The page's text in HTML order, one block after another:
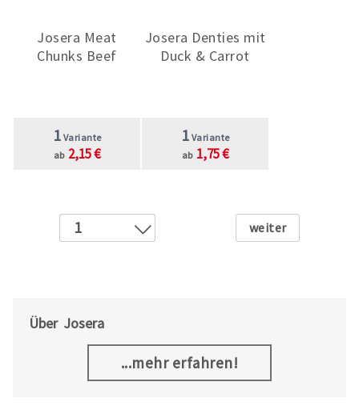
Josera Meat
Chunks Beef
1 Variante
ab 2,15 €
Josera Denties mit
Duck & Carrot
1 Variante
ab 1,75 €
1
5
Weiter
Über Josera
...mehr erfahren!